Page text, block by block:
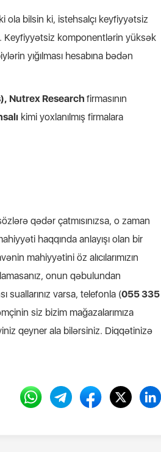
ola bilsin ki, istehsalçı keyfiyyətsiz
komponentlərin yüksək
yığılması hesabına bədən
Nutrex Research firmasının
kimi yoxlanılmış firmalara
qədər çatmısınızsa, o zaman
haqqında anlayışı olan bir
mahiyyətini öz alıcılarımızın
onun qəbulundan
suallarınız varsa, telefonla (055 335
siz bizim mağazalarımıza
qeyner ala bilərsiniz. Diqqətinizə